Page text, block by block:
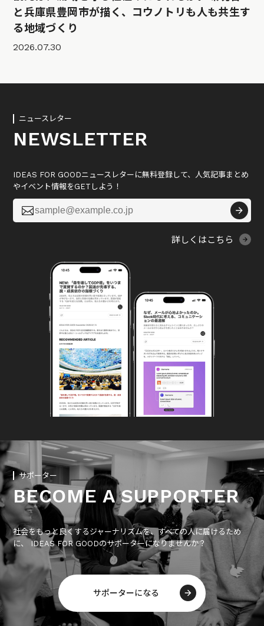
と兵庫県豊岡市が描く、コウノトリも人も共生す
る地域づくり
2026.07.30
ニュースレター
NEWSLETTER
IDEAS FOR GOODニュースレターに無料登録して、人気記事まとめ
やイベント情報をGETしよう！

詳しくはこちら
サポーター
BECOME A SUPPORTER
社会をもっと良くするジャーナリズムを、すべての人に届けるため
に、 IDEAS FOR GOODのサポーターになりませんか？
サポーターになる